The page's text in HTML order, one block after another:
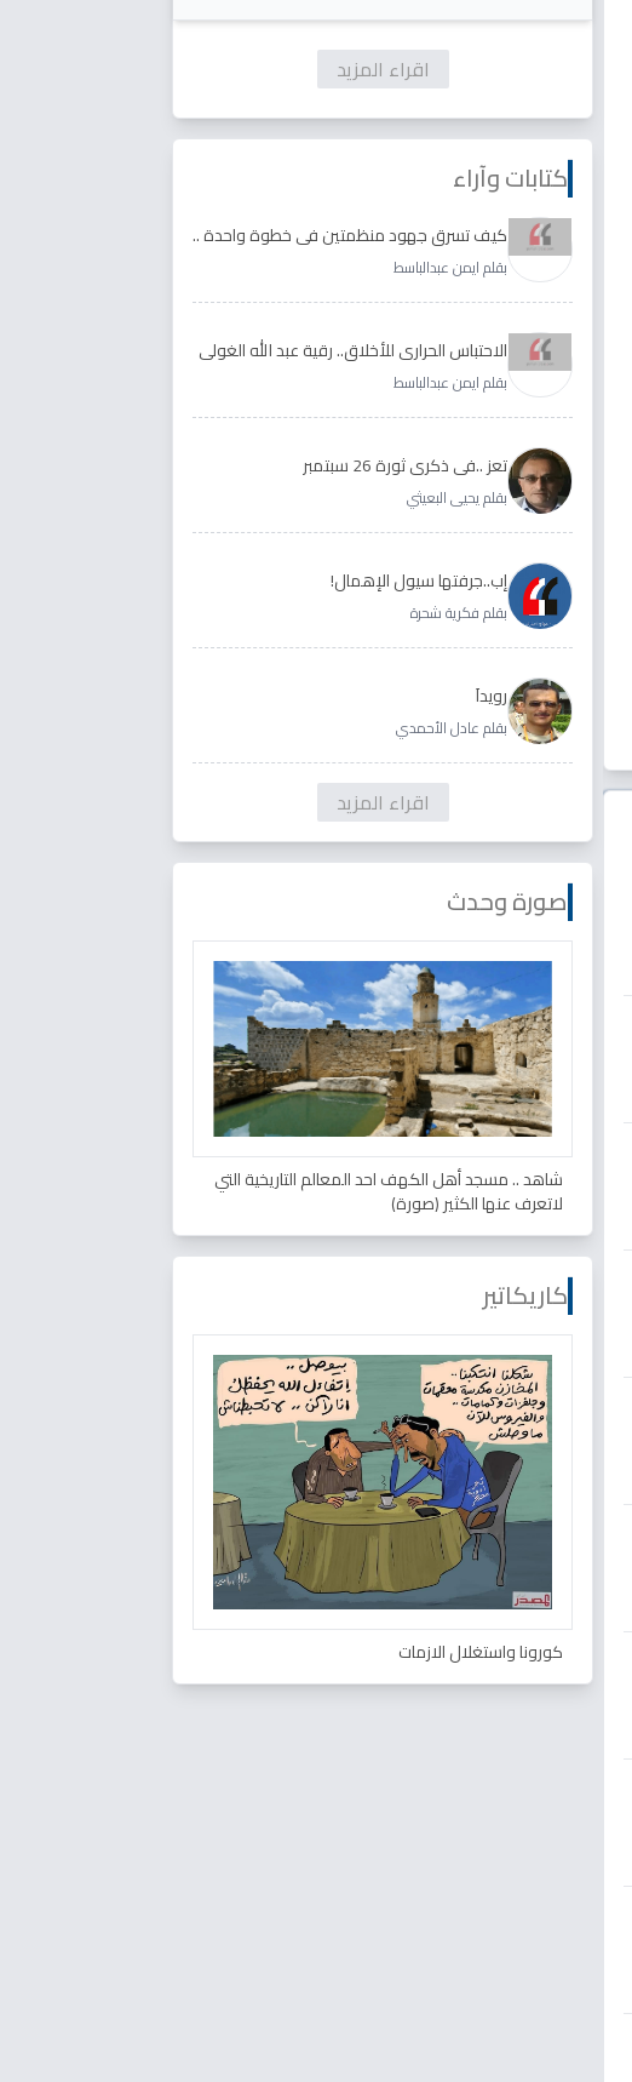
اقراء المزيد
كتابات وآراء
كيف تسرق جهود منظمتين في خطوة واحدة ..
الأجابة لدى رقية عبد الله الغولي وغدير طيره
بقلم ايمن عبدالباسط
الاحتباس الحراري للأخلاق.. رقية عبد الله الغولي
وغدير طيره نموذجا
بقلم ايمن عبدالباسط
تعز ..في ذكرى ثورة 26 سبتمبر
بقلم يحيى البعيثي
إب..جرفتها سيول الإهمال!
بقلم فكرية شحرة
رويداَ
بقلم عادل الأحمدي
اقراء المزيد
صورة وحدث
شاهد .. مسجد أهل الكهف احد المعالم التاريخية التي
لاتعرف عنها الكثير (صورة)
كاريكاتير
كورونا واستغلال الازمات